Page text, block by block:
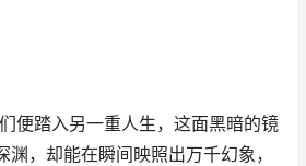
便踏入另一重人生，这面黑暗的镜
，却能在瞬间映照出万千幻象，